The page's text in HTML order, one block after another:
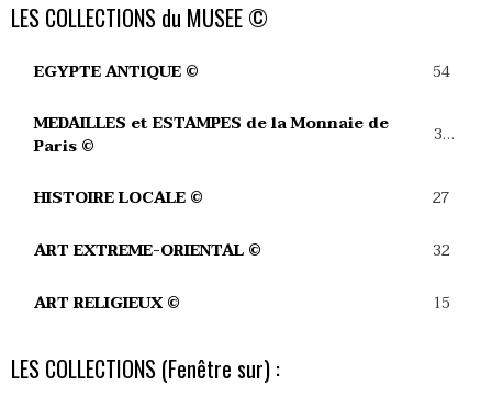
LES COLLECTIONS du MUSEE ©
EGYPTE ANTIQUE © 54
MEDAILLES et ESTAMPES de la Monnaie de
Paris ©
39
HISTOIRE LOCALE © 27
ART EXTREME-ORIENTAL © 32
ART RELIGIEUX © 15
LES COLLECTIONS (Fenêtre sur) :